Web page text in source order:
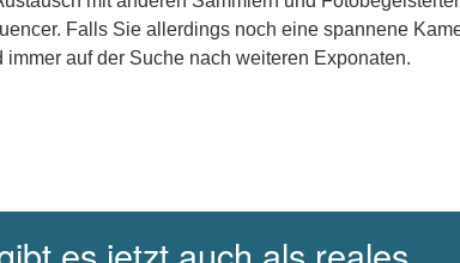
Falls Sie allerdings noch eine spannene
auf der Suche nach weiteren Exponaten.